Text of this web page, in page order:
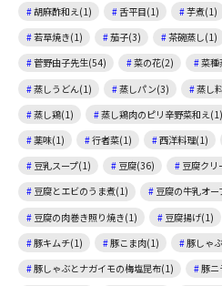
胡麻酢和え(1)
舌平目(1) 芋煮(1)
若草焼き(1)
茄子(3) 茶碗蒸し(1)
菅野由子先生(54)
菜の花(2) 菜種
蒸しうどん(1)
蒸しパン(3) 蒸し
蒸し鶏(1)
蒸し鶏肉のピリ辛野菜和え(1)
薬味(1)
行者菜(1) 西洋料理(1)
豆乳スープ(1)
豆腐(36) 豆腐クリ
豆腐とエビのうま煮(1)
豆腐の牛乳オ
豆腐の肉巻き照り焼き(1)
豆腐揚げ(1)
豚キムチ(1)
豚こま肉(1)
豚しゃ
豚しゃぶとナガイモの梅塩昆布(1)
豚ニ